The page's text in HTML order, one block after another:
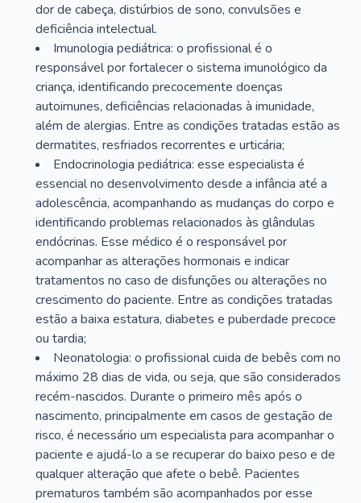
dor de cabeça, distúrbios de sono, convulsões e
deficiência intelectual.
Imunologia pediátrica: o profissional é o
responsável por fortalecer o sistema imunológico da
criança, identificando precocemente doenças
autoimunes, deficiências relacionadas à imunidade,
além de alergias. Entre as condições tratadas estão as
dermatites, resfriados recorrentes e urticária;
Endocrinologia pediátrica: esse especialista é
essencial no desenvolvimento desde a infância até a
adolescência, acompanhando as mudanças do corpo e
identificando problemas relacionados às glândulas
endócrinas. Esse médico é o responsável por
acompanhar as alterações hormonais e indicar
tratamentos no caso de disfunções ou alterações no
crescimento do paciente. Entre as condições tratadas
estão a baixa estatura, diabetes e puberdade precoce
ou tardia;
Neonatologia: o profissional cuida de bebês com no
máximo 28 dias de vida, ou seja, que são considerados
recém-nascidos. Durante o primeiro mês após o
nascimento, principalmente em casos de gestação de
risco, é necessário um especialista para acompanhar o
paciente e ajudá-lo a se recuperar do baixo peso e de
qualquer alteração que afete o bebê. Pacientes
prematuros também são acompanhados por esse